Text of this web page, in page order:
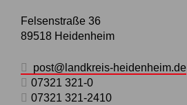
Felsenstraße 36
89518 Heidenheim
post@landkreis-heidenheim.de
07321 321-0
07321 321-2410